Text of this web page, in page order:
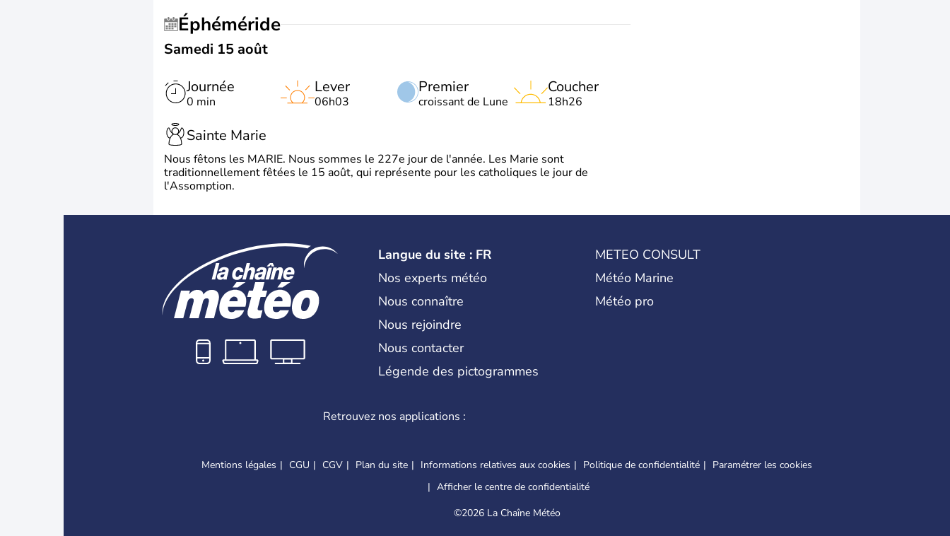
Éphéméride
Samedi 15 août
Journée
0 min
Premier
croissant de Lune
Lever
06h03
Coucher
18h26
Sainte Marie
Nous fêtons les MARIE. Nous sommes le 227e jour de l'année. Les Marie sont
traditionnellement fêtées le 15 août, qui représente pour les catholiques le jour de
l'Assomption.
Langue du site : FR
Nos experts météo
Nous connaître
Nous rejoindre
Nous contacter
Légende des pictogrammes
METEO CONSULT
Météo Marine
Météo pro
Retrouvez nos applications :
Mentions légales CGU CGV Plan du site Informations relatives aux cookies Politique de confidentialité
Paramétrer les cookies
Afficher le centre de confidentialité
©2026 La Chaîne Météo